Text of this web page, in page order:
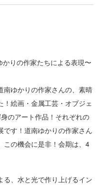
かりの作家たちによる表現〜
南ゆかりの作家さんの、素晴
！絵画・金属工芸・オブジェ
のアート作品！それぞれの
す！道南ゆかりの作家さん
この機会に是非！会期は、4
、水と光で作り上げるイン